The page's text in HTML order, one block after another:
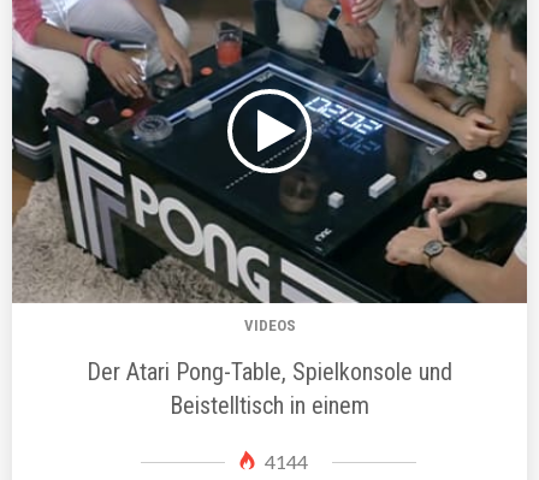
VIDEOS
Der Atari Pong-Table, Spielkonsole und
Beistelltisch in einem
4144